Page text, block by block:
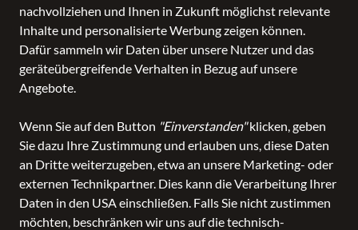
nachvollziehen und Ihnen in Zukunft möglichst relevante
Inhalte und personalisierte Werbung zeigen können.
Dafür sammeln wir Daten über unsere Nutzer und das
geräteübergreifende Verhalten in Bezug auf unsere
Angebote.
Wenn Sie auf den Button "Einverstanden"klicken, geben
Sie dazu Ihre Zustimmung und erlauben uns, diese Daten
an Dritte weiterzugeben, etwa an unsere Marketing- oder
externen Technikpartner. Dies kann die Verarbeitung Ihrer
Daten in den USA einschließen. Falls Sie nicht zustimmen
möchten, beschränken wir uns auf die technisch-
Dakine
Alle Produkte
ALLE FILTER
SALE Altersgruppe Farbe